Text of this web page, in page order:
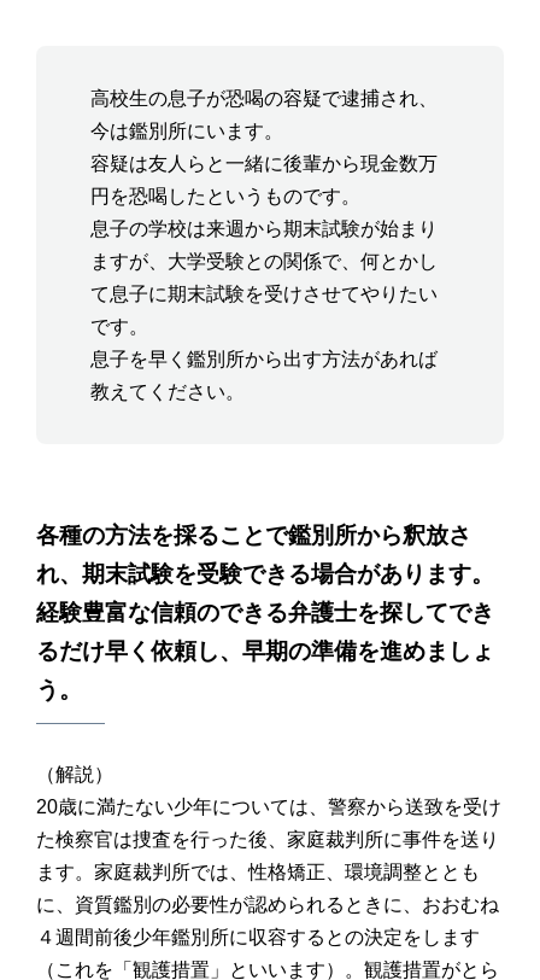
高校生の息子が恐喝の容疑で逮捕され、
今は鑑別所にいます。
容疑は友人らと一緒に後輩から現金数万
円を恐喝したというものです。
息子の学校は来週から期末試験が始まり
ますが、大学受験との関係で、何とかし
て息子に期末試験を受けさせてやりたい
です。
息子を早く鑑別所から出す方法があれば
教えてください。
各種の方法を採ることで鑑別所から釈放さ
れ、期末試験を受験できる場合があります。
経験豊富な信頼のできる弁護士を探してでき
るだけ早く依頼し、早期の準備を進めましょ
う。
（解説）
20歳に満たない少年については、警察から送致を受け
た検察官は捜査を行った後、家庭裁判所に事件を送り
ます。家庭裁判所では、性格矯正、環境調整ととも
に、資質鑑別の必要性が認められるときに、おおむね
４週間前後少年鑑別所に収容するとの決定をします
（これを「観護措置」といいます）。観護措置がとら